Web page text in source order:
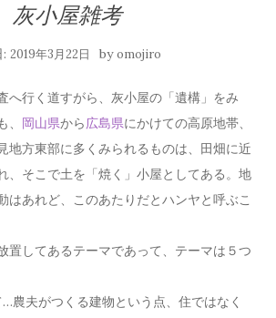
灰小屋雑考
2019年3月22日 byomojiro
へ行く道すがら、灰小屋の「遺構」をみ
岡山県から広島県にかけての高原地帯、
地方東部に多くみられるものは、田畑に近
、そこで土を「焼く」小屋としてある。地
はあれど、このあたりだとハンヤと呼ぶこ
置してあるテーマであって、テーマは５つ
農夫がつくる建物という点、住ではなく